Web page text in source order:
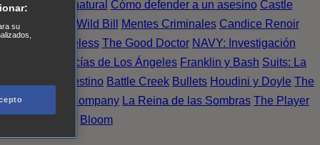
Sobrenatural Cómo defender a un asesino Castle
de Noche Wild Bill Mentes Criminales Candice Renoir
crimen Timeless The Good Doctor NAVY: Investigación
Finest. Policías de Los Ángeles Franklin y Bash Suits: La
Último Destino Battle Creek Bullets Houdini y Doyle The
X Company La Reina de las Sombras The Player
Bloom
su